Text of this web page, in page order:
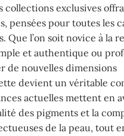
collections exclusives
pensées pour toutes les
Que l’on soit novice à la
et authentique ou
de nouvelles dimensions
devient un véritable
actuelles mettent en
des pigments et la
de la peau, tout